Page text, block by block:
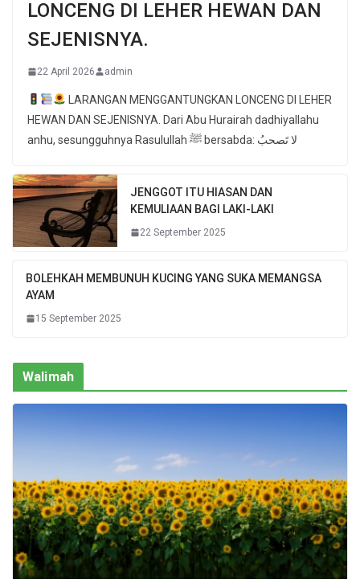
LONCENG DI LEHER HEWAN DAN
SEJENISNYA.
22 April 2026 admin
LARANGAN MENGGANTUNGKAN LONCENG DI LEHER
HEWAN DAN SEJENISNYA. Dari Abu Hurairah dadhiyallahu
anhu, sesungguhnya Rasulullah ﷺ bersabda: لا تَصحبُ
JENGGOT ITU HIASAN DAN
KEMULIAAN BAGI LAKI-LAKI
22 September 2025
BOLEHKAH MEMBUNUH KUCING YANG SUKA MEMANGSA
AYAM
15 September 2025
Walimah